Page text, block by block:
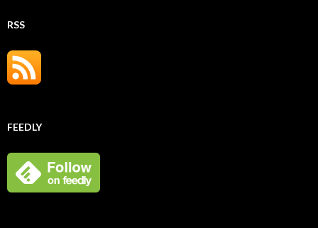
RSS
FEEDLY